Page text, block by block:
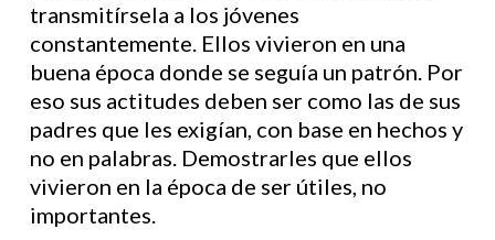
transmitírsela a los jóvenes
constantemente. Ellos vivieron en una
buena época donde se seguía un patrón. Por
eso sus actitudes deben ser como las de sus
padres que les exigían, con base en hechos y
no en palabras. Demostrarles que ellos
vivieron en la época de ser útiles, no
importantes.